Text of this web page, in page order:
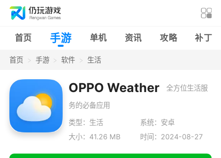
首页 手游 单机 资讯 攻略 补丁
首页 手游 软件 生活
OPPO Weather 全方位生活服
务的必备应用
类型：生活
系统：安卓
大小：41.26 MB
时间：2024-08-27